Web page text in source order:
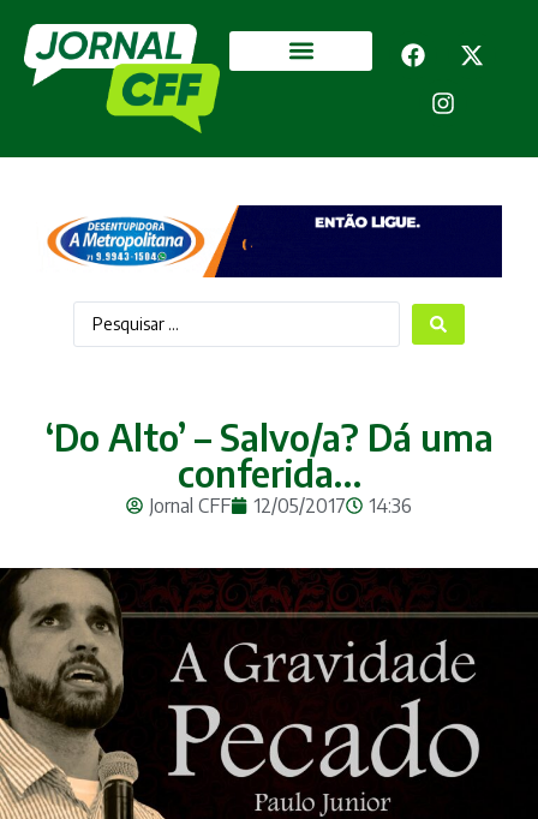
‘Do Alto’ – Salvo/a? Dá uma
conferida…
Jornal CFF 12/05/2017 14:36